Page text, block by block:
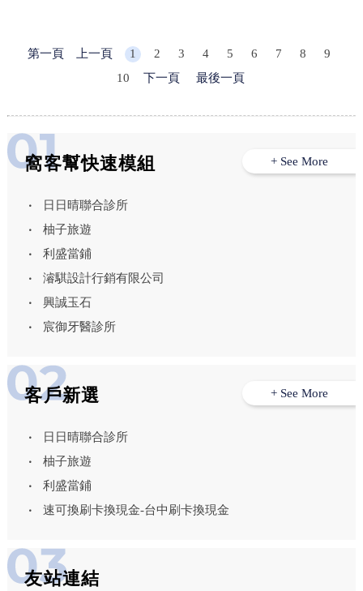
第一頁 上一頁 1 2 3 4 5 6 7 8
9
10
下一頁 最後一頁
窩客幫快速模組
日日晴聯合診所
柚子旅遊
利盛當鋪
濬騏設計行銷有限公司
興誠玉石
宸御牙醫診所
+ See More
客戶新選
日日晴聯合診所
柚子旅遊
利盛當鋪
速可換刷卡換現金-台中刷卡換現金
+ See More
友站連結